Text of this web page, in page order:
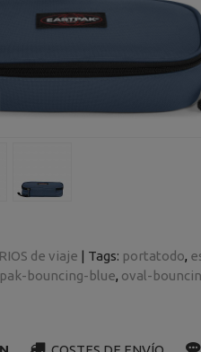
de viaje | Tags: portatodo
bouncing-blue oval-